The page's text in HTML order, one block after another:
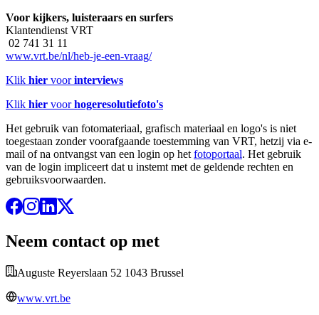
Voor kijkers, luisteraars en surfers
Klantendienst VRT
02 741 31 11
www.vrt.be/nl/heb-je-een-vraag/
Klik hier voorinterviews
Klik hier voorhogeresolutiefoto's
Het gebruik van fotomateriaal, grafisch materiaal en logo's is niet
toegestaan zonder voorafgaande toestemming van VRT, hetzij via e-
mail of na ontvangst van een login op het fotoportaal. Het gebruik
van de login impliceert dat u instemt met de geldende rechten en
gebruiksvoorwaarden.
Neem contact op met
Auguste Reyerslaan 52 1043 Brussel
www.vrt.be